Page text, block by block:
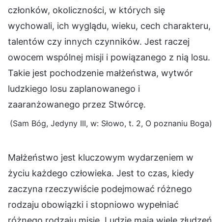
członków, okoliczności, w których się
wychowali, ich wyglądu, wieku, cech charakteru,
talentów czy innych czynników. Jest raczej
owocem wspólnej misji i powiązanego z nią losu.
Takie jest pochodzenie małżeństwa, wytwór
ludzkiego losu zaplanowanego i
zaaranżowanego przez Stwórcę.
(Sam Bóg, Jedyny III, w: Słowo, t. 2, O poznaniu Boga)
Małżeństwo jest kluczowym wydarzeniem w
życiu każdego człowieka. Jest to czas, kiedy
zaczyna rzeczywiście podejmować różnego
rodzaju obowiązki i stopniowo wypełniać